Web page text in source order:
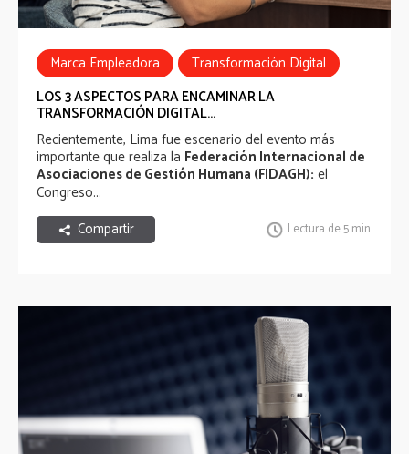
Marca Empleadora
Transformación Digital
LOS 3 ASPECTOS PARA ENCAMINAR LA
TRANSFORMACIÓN DIGITAL...
Recientemente, Lima fue escenario del evento más
importante que realiza la Federación Internacional de
Asociaciones de Gestión Humana (FIDAGH): el
Congreso...
Compartir
Lectura de 5 min.